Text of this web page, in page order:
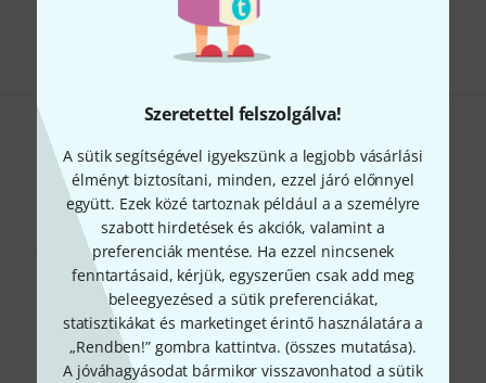
Szeretettel felszolgálva!
A sütik segítségével igyekszünk a legjobb vásárlási
élményt biztosítani, minden, ezzel járó előnnyel
együtt. Ezek közé tartoznak például a a személyre
szabott hirdetések és akciók, valamint a
preferenciák mentése. Ha ezzel nincsenek
fenntartásaid, kérjük, egyszerűen csak add meg
beleegyezésed a sütik preferenciákat,
statisztikákat és marketinget érintő használatára a
„Rendben!” gombra kattintva. (összes mutatása).
A jóváhagyásodat bármikor visszavonhatod a sütik
Minden ár tartalmazza az ÁFÁ-t
Tetszik, amit látsz?
Megosztás Súgó & Visszajelzések